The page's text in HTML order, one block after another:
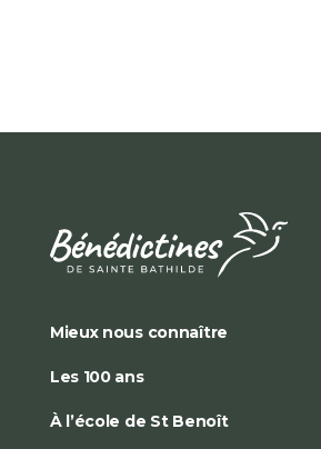
Mieux nous connaître
Les 100 ans
À l’école de St Benoît